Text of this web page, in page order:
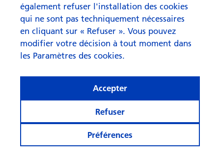
Asset Allocation Update août
également refuser l'installation des cookies
qui ne sont pas techniquement nécessaires
en cliquant sur « Refuser ». Vous pouvez
modifier votre décision à tout moment dans
les Paramètres des cookies.
Préférences
Refuser
Accepter